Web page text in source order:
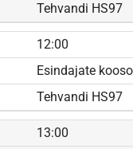
Tehvandi HS97
12:00
Esindajate
Tehvandi HS97
13:00